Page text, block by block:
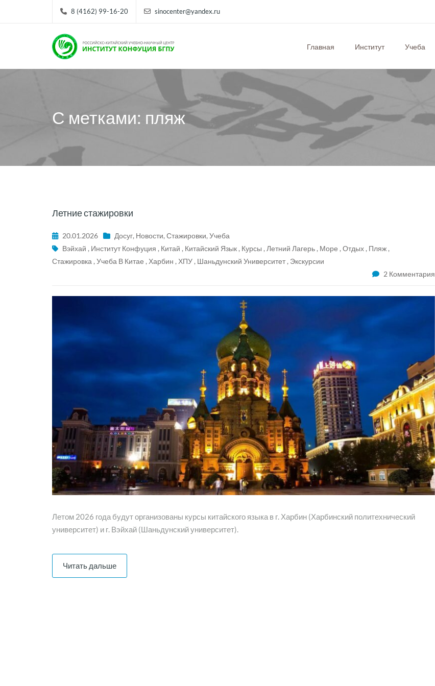
8 (4162) 99-16-20 sinocenter@yandex.ru
Главная Институт Учеба
С метками: пляж
Летние стажировки
20.01.2026 Досуг, Новости, Стажировки, Учеба
Вэйхай , Институт Конфуция , Китай , Китайский Язык , Курсы , Летний Лагерь , Море , Отдых , Пляж ,
Стажировка , Учеба В Китае , Харбин , ХПУ , Шаньдунский Университет , Экскурсии
2 Комментария
Летом 2026 года будут организованы курсы китайского языка в г. Харбин (Харбинский политехнический
университет) и г. Вэйхай (Шаньдунский университет).
Читать дальше